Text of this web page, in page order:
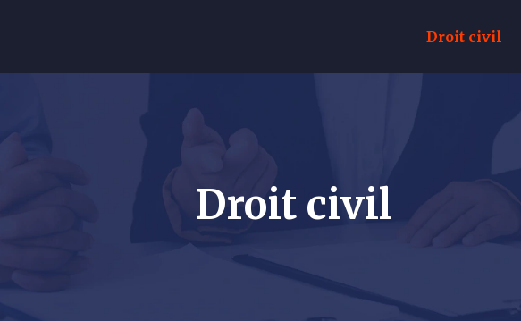
Droit civil
Droit civil